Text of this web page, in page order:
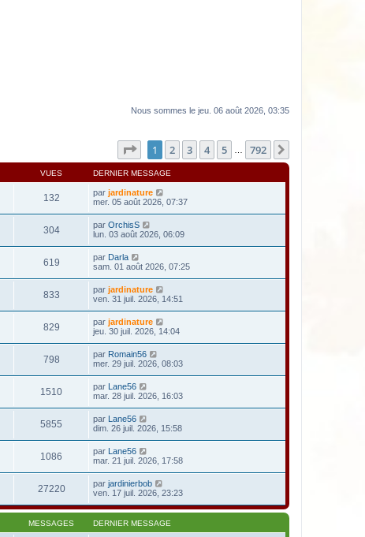
Nous sommes le jeu. 06 août 2026, 03:35
Page sur792
1 2 3 4 5 792
VUES DERNIER MESSAGE
132 par jardinature
mer. 05 août 2026, 07:37
304 par OrchisS
lun. 03 août 2026, 06:09
619 par Darla
sam. 01 août 2026, 07:25
833 par jardinature
ven. 31 juil. 2026, 14:51
829 par jardinature
jeu. 30 juil. 2026, 14:04
798 par Romain56
mer. 29 juil. 2026, 08:03
1510 par Lane56
mar. 28 juil. 2026, 16:03
5855 par Lane56
dim. 26 juil. 2026, 15:58
1086 par Lane56
mar. 21 juil. 2026, 17:58
27220 par jardinierbob
ven. 17 juil. 2026, 23:23
MESSAGES DERNIER MESSAGE